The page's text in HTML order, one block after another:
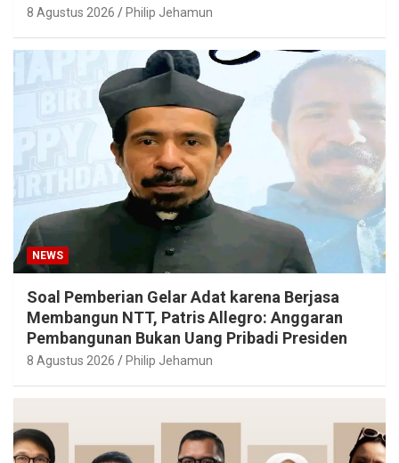
8 Agustus 2026 Philip Jehamun
NEWS
Soal Pemberian Gelar Adat karena Berjasa
Membangun NTT, Patris Allegro: Anggaran
Pembangunan Bukan Uang Pribadi Presiden
8 Agustus 2026 Philip Jehamun